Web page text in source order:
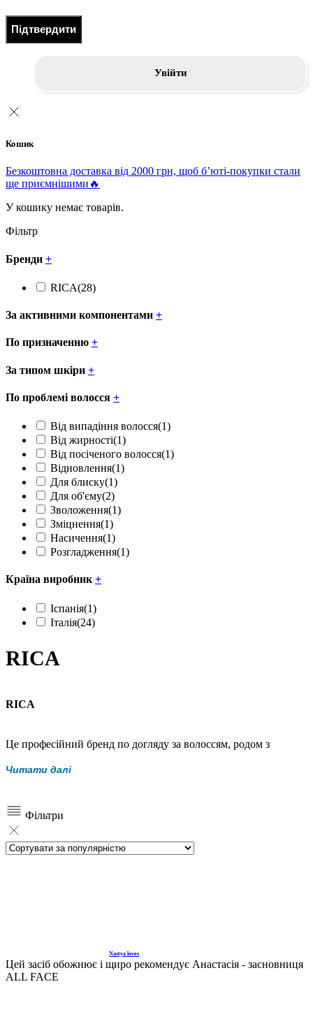
Підтвердити
Увійти
Кошик
Безкоштовна доставка від 2000 грн, щоб б’юті-покупки стали
ще приємнішими🔥
У кошику немає товарів.
Фільтр
Бренди +
RICA(28)
За активними компонентами +
По призначенню +
За типом шкіри +
По проблемі волосся +
Від випадіння волосся(1)
Від жирності(1)
Від посіченого волосся(1)
Відновлення(1)
Для блиску(1)
Для об'єму(2)
Зволоження(1)
Зміцнення(1)
Насичення(1)
Розгладження(1)
Країна виробник+
Іспанія(1)
Італія(24)
RICA
RICA
Це професійний бренд по догляду за волоссям, родом з
корисних для волосся мінералів.
Читати далі
Фільтри
Nastya loves
Цей засіб обожнює і щиро рекомендує Анастасія - засновниця
ALL FACE